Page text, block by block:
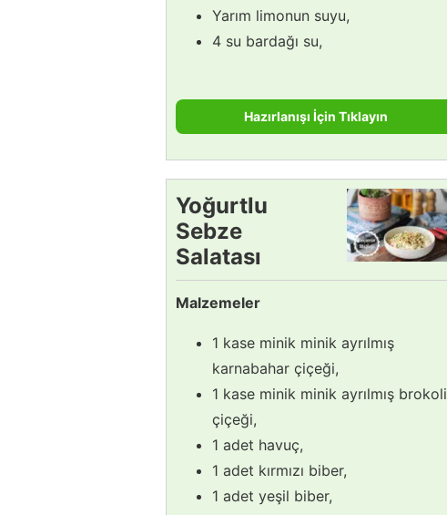
Yarım limonun suyu,
4 su bardağı su,
Hazırlanışı İçin Tıklayın
Yoğurtlu
Sebze
Salatası
Tarifi
Malzemeler
1 kase minik minik ayrılmış
karnabahar çiçeği,
1 kase minik minik ayrılmış brokoli
çiçeği,
1 adet havuç,
1 adet kırmızı biber,
1 adet yeşil biber,